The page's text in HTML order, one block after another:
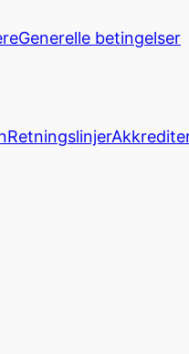
Generelle betingelser
Retningslinjer